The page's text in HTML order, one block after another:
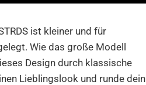
ist kleiner und für
Wie das große Modell
Design durch klassische
Lieblingslook und runde dein